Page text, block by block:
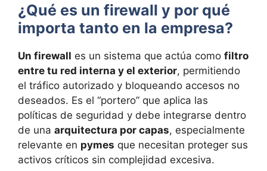
¿Qué es un firewall y por qué
importa tanto en la empresa?
Un firewall es un sistema que actúa como filtro
entre tu red interna y el exterior, permitiendo
el tráfico autorizado y bloqueando accesos no
deseados. Es el “portero” que aplica las
políticas de seguridad y debe integrarse dentro
de una arquitectura por capas, especialmente
relevante en pymes que necesitan proteger sus
activos críticos sin complejidad excesiva.